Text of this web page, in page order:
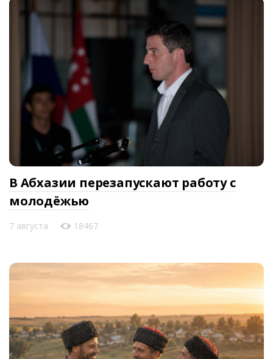
В Абхазии перезапускают работу с
молодёжью
7 августа 18467